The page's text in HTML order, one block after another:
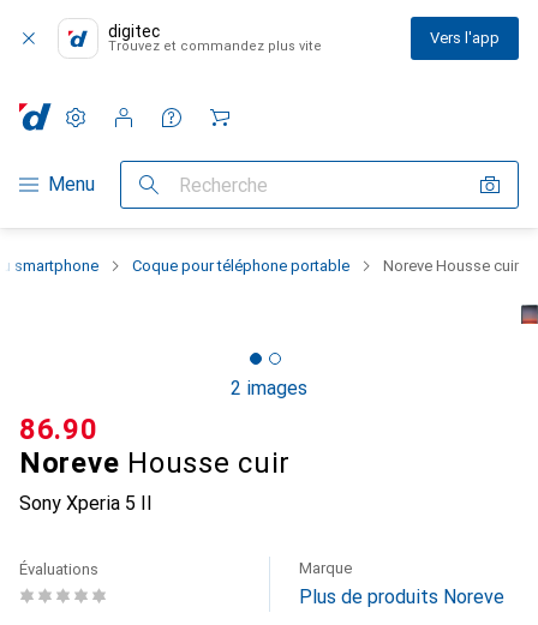
digitec
Trouvez et commandez plus vite Vers l'app
Navigation par catégorie
Menu Recherche
Paramètres
Compte client
Listes de comparaison
Listes d'envies
Panier
smartphone Coque pour téléphone portable Noreve Housse cuir
2 images
Noreve Housse cuir
Sony Xperia 5 II
CHF
86.90
Évaluations Marque
Plus de produits Noreve